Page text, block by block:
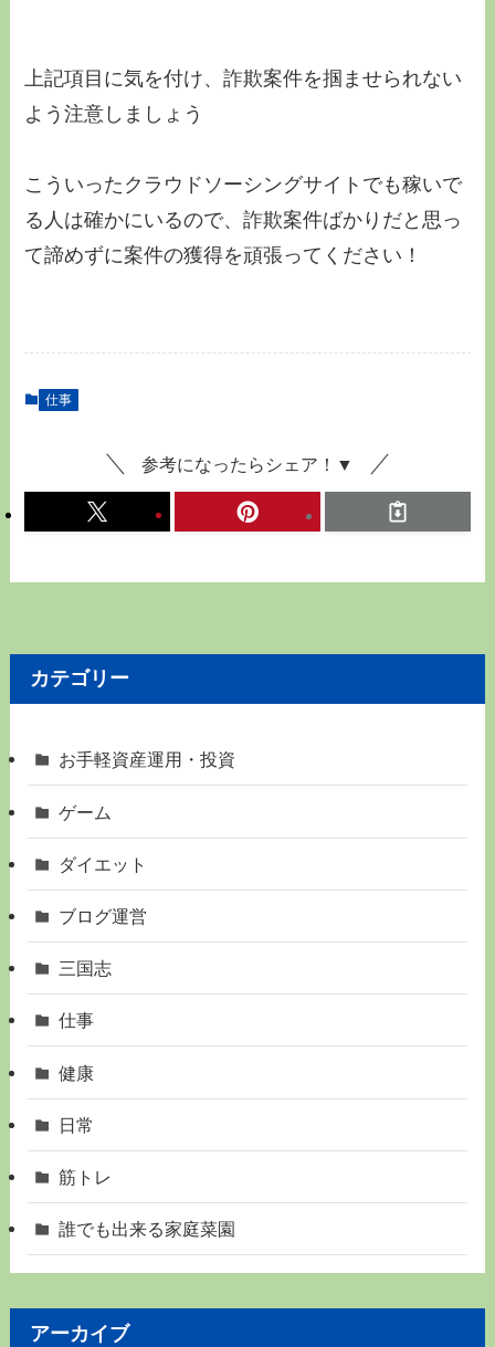
上記項目に気を付け、詐欺案件を掴ませられない
よう注意しましょう
こういったクラウドソーシングサイトでも稼いで
る人は確かにいるので、詐欺案件ばかりだと思っ
て諦めずに案件の獲得を頑張ってください！
仕事
参考になったらシェア！▼
カテゴリー
お手軽資産運用・投資
ゲーム
ダイエット
ブログ運営
三国志
仕事
健康
日常
筋トレ
誰でも出来る家庭菜園
アーカイブ